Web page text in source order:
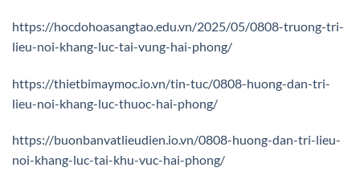
https://hocdohoasangtao.edu.vn/2025/05/0808-truong-tri-
lieu-noi-khang-luc-tai-vung-hai-phong/
https://thietbimaymoc.io.vn/tin-tuc/0808-huong-dan-tri-
lieu-noi-khang-luc-thuoc-hai-phong/
https://buonbanvatlieudien.io.vn/0808-huong-dan-tri-lieu-
noi-khang-luc-tai-khu-vuc-hai-phong/